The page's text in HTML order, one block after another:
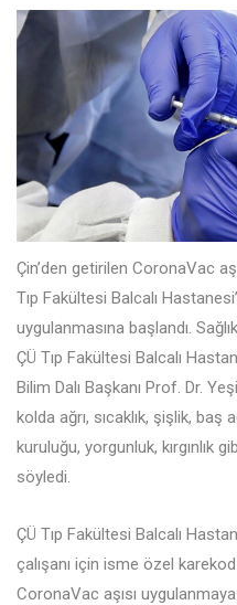
Çin’den getirilen CoronaVac
Tıp Fakültesi Balcalı
uygulanmasına başlandı.
ÇÜ Tıp Fakültesi Balcalı
Bilim Dalı Başkanı Prof. Dr.
kolda ağrı, sıcaklık, şişlik, baş
kuruluğu, yorgunluk, kırgınlık
söyledi.
ÇÜ Tıp Fakültesi Balcalı
çalışanı için isme özel
CoronaVac aşısı